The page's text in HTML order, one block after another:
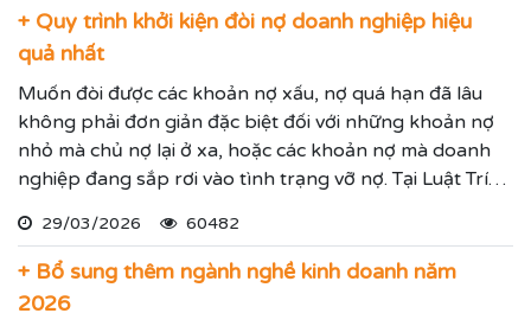
+ Quy trình khởi kiện đòi nợ doanh nghiệp hiệu
quả nhất
Muốn đòi được các khoản nợ xấu, nợ quá hạn đã lâu
không phải đơn giản đặc biệt đối với những khoản nợ
nhỏ mà chủ nợ lại ở xa, hoặc các khoản nợ mà doanh
nghiệp đang sắp rơi vào tình trạng vỡ nợ. Tại Luật Trí
quyết các tranh chấp kinh tế hiệu quả đảm bảo sẽ giúp
thực hiện các yêu cầu mà Quý vị đưa ra.
29/03/2026 60482
+ Bổ sung thêm ngành nghề kinh doanh năm
2026